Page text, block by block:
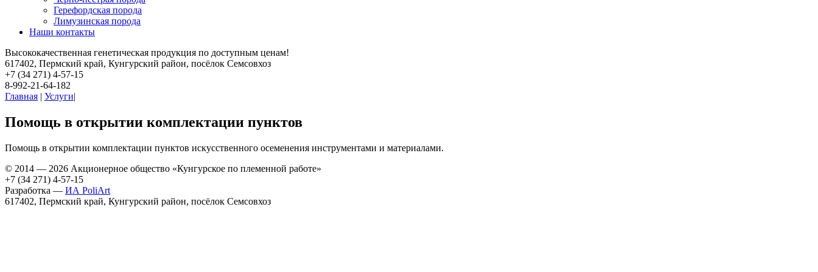
Герефордская порода
Лимузинская порода
Наши контакты
Высококачественная генетическая продукция по доступным ценам!
617402, Пермский край, Кунгурский район, посёлок Семсовхоз
+7 (34 271) 4-57-15
8-992-21-64-182
Главная | Услуги|
Помощь в открытии комплектации пунктов
Помощь в открытии комплектации пунктов искусственного осеменения инструментами и материалами.
© 2014 — 2026 Акционерное общество «Кунгурское по племенной работе»
+7 (34 271) 4-57-15
Разработка — ИА PoliArt
617402, Пермский край, Кунгурский район, посёлок Семсовхоз